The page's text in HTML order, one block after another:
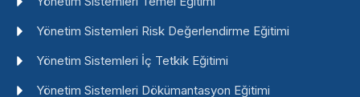
Yönetim Sistemleri Risk Değerlendirme Eğitimi
Yönetim Sistemleri İç Tetkik Eğitimi
Yönetim Sistemleri Dökümantasyon Eğitimi